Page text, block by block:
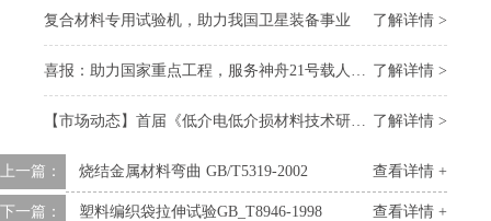
了解详情 >
复合材料专用试验机，助力我国卫星装备事业
了解详情 >
喜报：助力国家重点工程，服务神舟21号载人飞船 “上太空”
了解详情 >
【市场动态】首届《低介电低介损材料技术研讨会》召开，我司受邀参会
查看详情 +
上一篇： 烧结金属材料弯曲 GB/T5319-2002
查看详情 +
下一篇： 塑料编织袋拉伸试验GB_T8946-1998